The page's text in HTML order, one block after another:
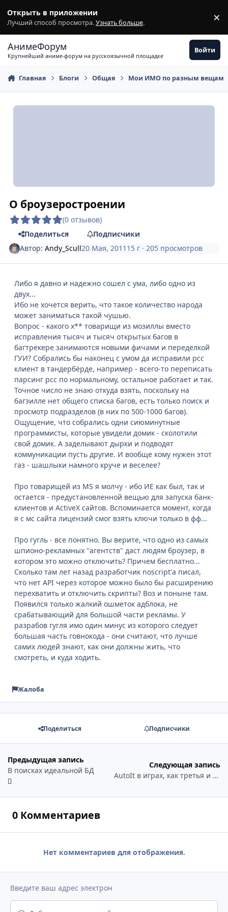
Открыть в приложении
Лучший способ просмотра.Узнать больше. ×
АнимеФорум
Крупнейший аниме-форум на русскоязычной площадке
Войти
Главная Блоги Общая Мои ИМО по разным вещам
О броузеростроении
(0 отзывов)
Поделиться
Подписчики
Автор:Andy_Scull20 Мая, 2011 15 г · 205 просмотров
Либо я давно и надежно сошел с ума, либо одно из
двух...
Ибо не хочется верить, что такое количество народа
может заниматься такой чушью.
Вопрос - какого х** товарищи из мозиллы вместо
исправления тысяч и тысяч открытых багов в
багтрекере занимаются новыми фичами и переделкой
ГУИ? Собрались бы наконец с умом да исправили рсс
клиент в тандербёрде, например - всего-то переписать
парсинг рсс по нормальному, остальное работает и так.
Точное число не знаю откуда взять, поскольку на
багзилле нет общего списка багов, есть только поиск и
просмотр подразделов (в них по 500-1000 багов).
Ощущение, что собрались одни сиюминутные
программисты, которые увидели домик - сколотили
свой домик. А заделывают дырки и подводят
коммуникации пусть другие. И вообще кому нужен этот
газ - шашлыки намного круче и веселее?
Про товарищей из MS я молчу - ибо ИЕ как был, так и
остается - предустановленной вещью для запуска банк-
клиентов и ActiveX сайтов. Вспоминается момент, когда
я с мс сайта лицензий смог взять ключи только в фф...
Про гугль - все понятно. Вы верите, что одно из самых
шпионо-рекламных "агентств" даст людям броузер, в
котором это можно отключить? Причем бесплатно...
Сколько там лет назад разработчик noscript'а писал,
что нет API через которое можно было бы расширению
перехватить и отключить скрипты? Воз и поныне там.
Появился только жалкий ошметок адблока, не
срабатывающий для большой части рекламы. У
разрабов гугля имо один минус из которого следует
большая часть говнокода - они считают, что лучше
самих людей знают, как они должны жить, что
смотреть, и куда ходить.
Жалоба
Поделиться Подписчики
Предыдущая запись
В поисках идеальной БД
Следующая запись
AutoIt в играх, как третья и самая ценная нога.
0 Комментариев
Нет комментариев для отображения.